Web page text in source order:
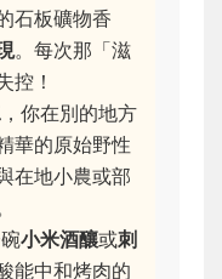
石板礦物香
。每次那「滋
控！
，你在別的地方
華的原始野性
在地小農或部
小米酒釀或刺
能中和烤肉的